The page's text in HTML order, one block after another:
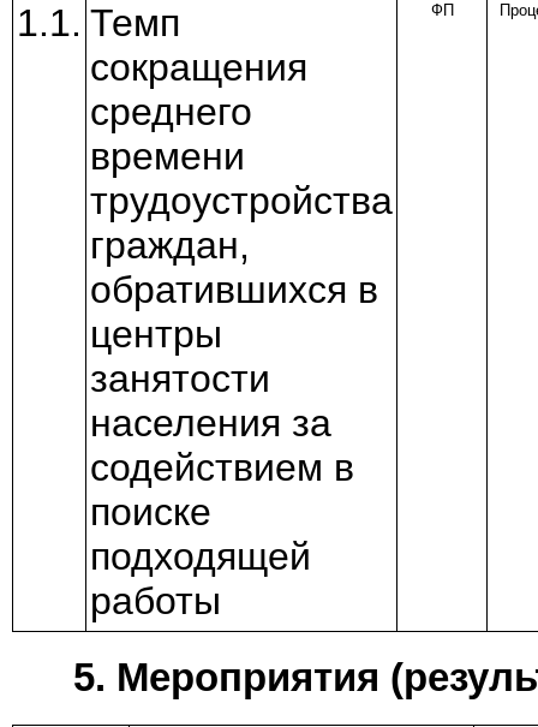
1.1. Темп
сокращения
среднего
времени
трудоустройства
граждан,
обратившихся в
центры
занятости
населения за
содействием в
поиске
подходящей
работы
ФП
5. Мероприятия